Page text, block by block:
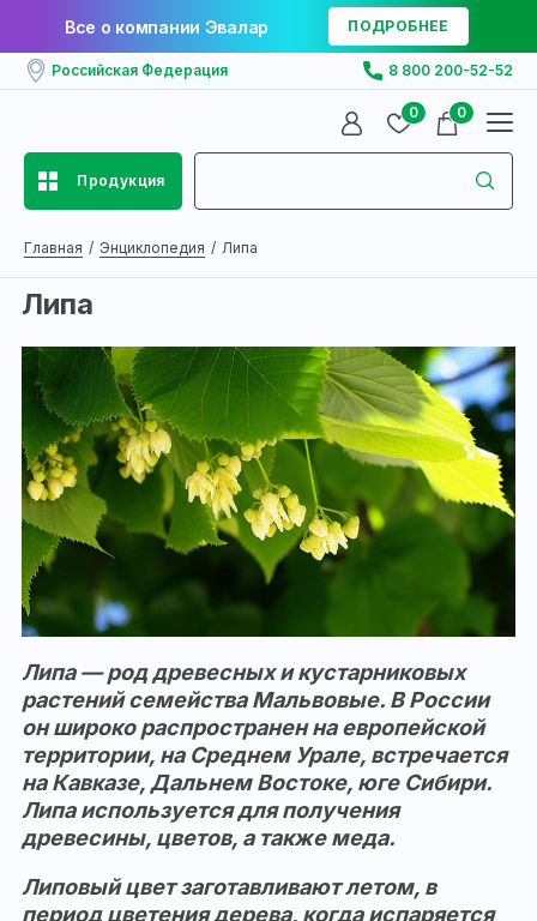
Все о компании Эвалар ПОДРОБНЕЕ
Российская Федерация 8 800 200-52-52
0 0
Продукция
Главная Энциклопедия Липа
Липа
Липа — род древесных и кустарниковых
растений семейства Мальвовые. В России
он широко распространен на европейской
территории, на Среднем Урале, встречается
на Кавказе, Дальнем Востоке, юге Сибири.
Липа используется для получения
древесины, цветов, а также меда.
Липовый цвет заготавливают летом, в
период цветения дерева, когда испаряется